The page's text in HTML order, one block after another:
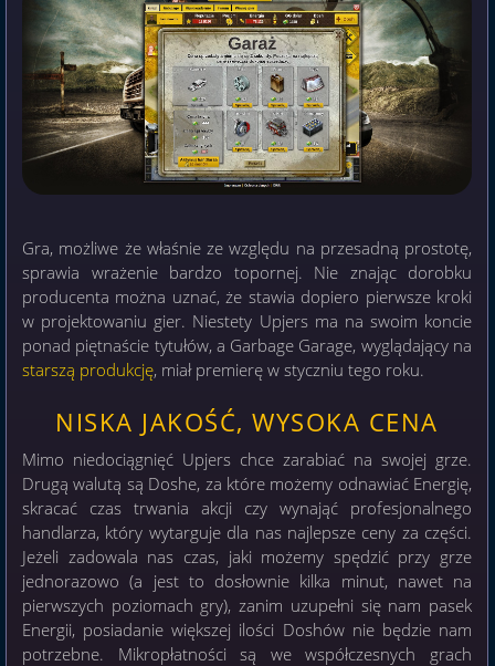
Gra, możliwe że właśnie ze względu na przesadną prostotę,
sprawia wrażenie bardzo topornej. Nie znając dorobku
producenta można uznać, że stawia dopiero pierwsze kroki
w projektowaniu gier. Niestety Upjers ma na swoim koncie
ponad piętnaście tytułów, a Garbage Garage, wyglądający na
starszą produkcję, miał premierę w styczniu tego roku.
NISKA JAKOŚĆ, WYSOKA CENA
Mimo niedociągnięć Upjers chce zarabiać na swojej grze.
Drugą walutą są Doshe, za które możemy odnawiać Energię,
skracać czas trwania akcji czy wynająć profesjonalnego
handlarza, który wytarguje dla nas najlepsze ceny za części.
Jeżeli zadowala nas czas, jaki możemy spędzić przy grze
jednorazowo (a jest to dosłownie kilka minut, nawet na
pierwszych poziomach gry), zanim uzupełni się nam pasek
Energii, posiadanie większej ilości Doshów nie będzie nam
potrzebne. Mikropłatności są we współczesnych grach